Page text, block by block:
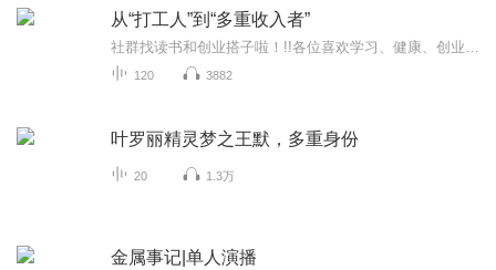
从“打工人”到“多重收入者”
120 3882
叶罗丽精灵梦之王默，多重身份
20 1.3万
金属事记|单人演播